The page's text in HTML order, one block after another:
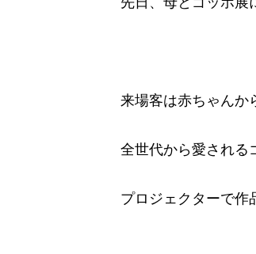
来場客は赤ちゃんか
全世代から愛される
プロジェクターで作